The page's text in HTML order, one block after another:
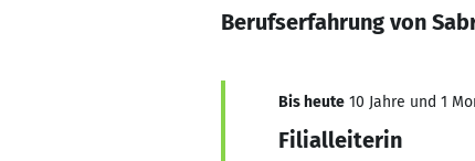
Berufserfahrung von
Bis heute 10 Jahre und 1
Filialleiterin